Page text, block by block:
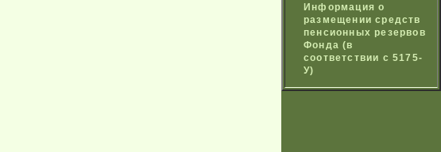
Информация о
размещении средств
пенсионных резервов
Фонда (в
соответствии с 5175-
У)